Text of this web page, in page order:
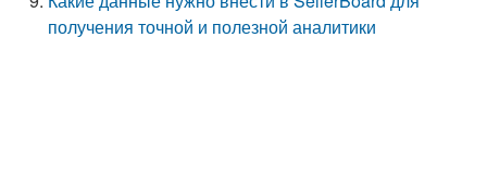
получения точной и полезной аналитики